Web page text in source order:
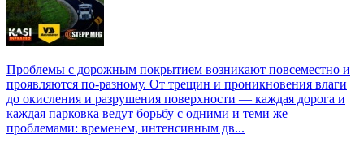
Проблемы с дорожным покрытием возникают повсеместно и
проявляются по-разному. От трещин и проникновения влаги
до окисления и разрушения поверхности — каждая дорога и
каждая парковка ведут борьбу с одними и теми же
проблемами: временем, интенсивным дв...